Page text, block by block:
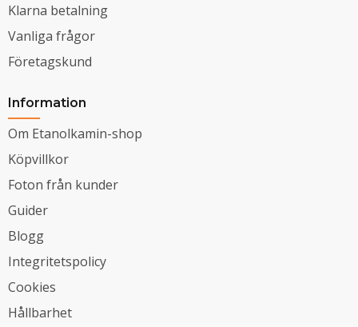
Klarna betalning
Vanliga frågor
Företagskund
Information
Om Etanolkamin-shop
Köpvillkor
Foton från kunder
Guider
Blogg
Integritetspolicy
Cookies
Hållbarhet